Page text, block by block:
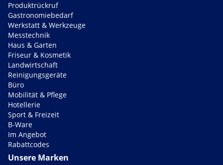
Produktrückruf
Gastronomiebedarf
Werkstatt & Werkzeuge
Messtechnik
Haus & Garten
Friseur & Kosmetik
Landwirtschaft
Reinigungsgeräte
Büro
Mobilität & Pflege
Hotellerie
Sport & Freizeit
B-Ware
Im Angebot
Rabattcodes
Unsere Marken